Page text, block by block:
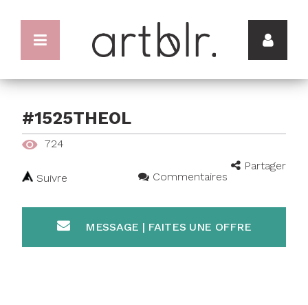
#1525THEOL
724
Partager
Suivre
Commentaires
MESSAGE | FAITES UNE OFFRE